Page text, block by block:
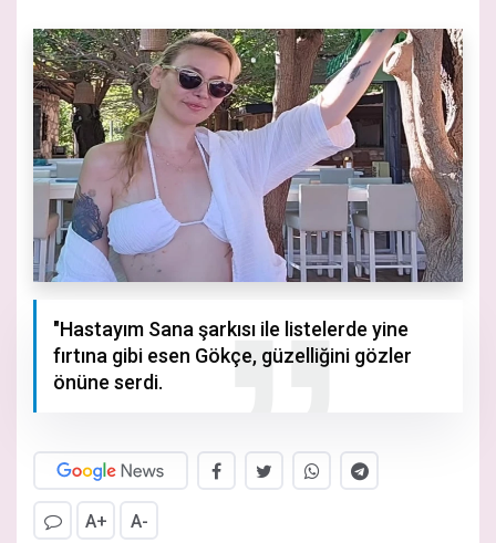
"Hastayım Sana şarkısı ile listelerde yine
fırtına gibi esen Gökçe, güzelliğini gözler
önüne serdi.
A+ A-